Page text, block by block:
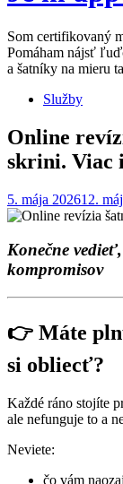
Som certifikovaný
Pomáham nájsť
a šatníky na mieru
Služby
Online
skrini. Viac
5. mája 202612.
Konečne
kompromisov
👉 Máte
si obliecť?
Každé ráno stojíte
ale nefunguje to a
Neviete:
čo vám